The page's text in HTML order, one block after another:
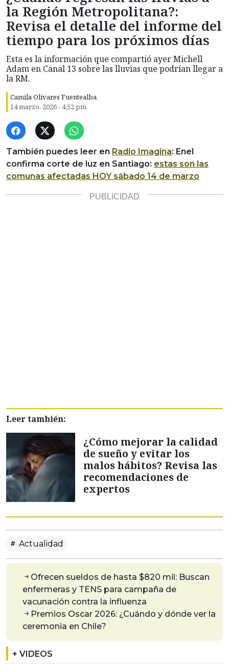
la Región Metropolitana?:
Revisa el detalle del informe del
tiempo para los próximos días
Esta es la información que compartió ayer Michell
Adam en Canal 13 sobre las lluvias que podrían llegar a
la RM.
Camila Olivares Fuentealba
14 marzo, 2026 - 4:52 pm
También puedes leer en Radio Imagina: Enel
confirma corte de luz en Santiago: estas son las
comunas afectadas HOY sábado 14 de marzo
Leer también:
¿Cómo mejorar la calidad
de sueño y evitar los
malos hábitos? Revisa las
recomendaciones de
expertos
Actualidad
Ofrecen sueldos de hasta $820 mil: Buscan
enfermeras y TENS para campaña de
vacunación contra la influenza
Premios Oscar 2026: ¿Cuándo y dónde ver la
ceremonia en Chile?
+ VIDEOS